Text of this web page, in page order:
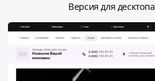
Версия для десктопа